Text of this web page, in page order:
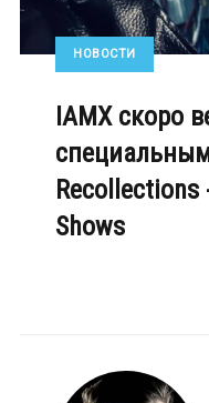
НОВОСТИ
IAMX скоро
Recollections
Shows